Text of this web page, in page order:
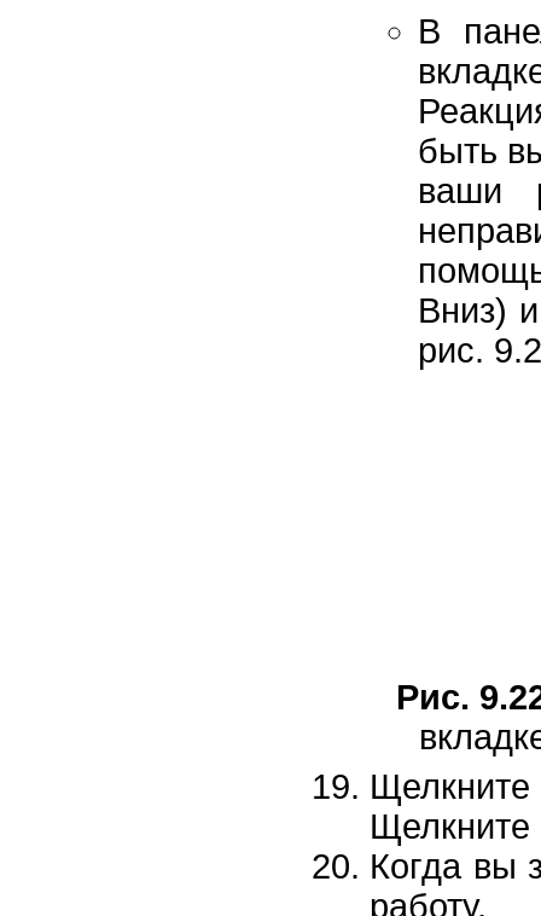
В
быть
ваши
Вниз)
рис.
Рис.
Щелкните
Когда вы
работу.